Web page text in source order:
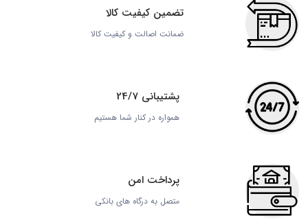
تضمین کیفیت کالا
ضمانت اصالت و کیفیت کالا
پشتیبانی 24/7
همواره در کنار شما هستیم
پرداخت امن
متصل به درگاه های بانکی